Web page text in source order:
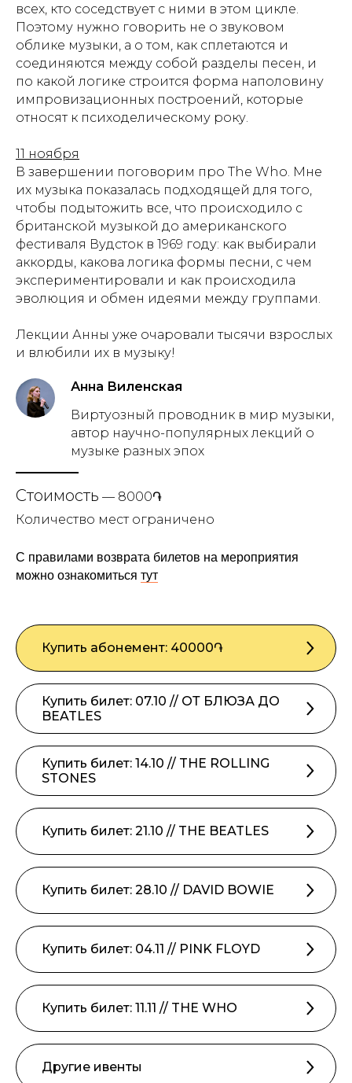
всех, кто соседствует с ними в этом цикле.
Поэтому нужно говорить не о звуковом
облике музыки, а о том, как сплетаются и
соединяются между собой разделы песен, и
по какой логике строится форма наполовину
импровизационных построений, которые
относят к психоделическому року.
11 ноября
В завершении поговорим про The Who. Мне
их музыка показалась подходящей для того,
чтобы подытожить все, что происходило с
британской музыкой до американского
фестиваля Вудсток в 1969 году: как выбирали
аккорды, какова логика формы песни, с чем
экспериментировали и как происходила
эволюция и обмен идеями между группами.
Лекции Анны уже очаровали тысячи взрослых
и влюбили их в музыку!
Анна Виленская
Виртуозный проводник в мир музыки,
автор научно-популярных лекций о
музыке разных эпох
Стоимость — 8000֏
Количество мест ограничено
С правилами возврата билетов на мероприятия
можно ознакомиться тут
Купить абонемент: 40000֏
Купить билет: 07.10 // ОТ БЛЮЗА ДО
BEATLES
Купить билет: 14.10 // THE ROLLING
STONES
Купить билет: 21.10 // THE BEATLES
Купить билет: 28.10 // DAVID BOWIE
Купить билет: 04.11 // PINK FLOYD
Купить билет: 11.11 // THE WHO
Другие ивенты